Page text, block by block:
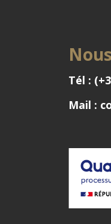
Tél :
Mail :